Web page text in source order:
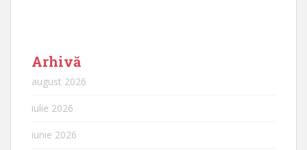
Arhivă
august 2026
iulie 2026
iunie 2026